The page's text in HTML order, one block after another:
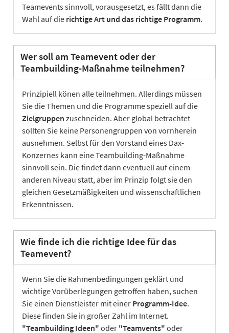
Teamevents sinnvoll, vorausgesetzt, es fällt dann die
Wahl auf die richtige Art und das richtige Programm.
Wer soll am Teamevent oder der
Teambuilding-Maßnahme teilnehmen?
Prinzipiell könen alle teilnehmen. Allerdings müssen
Sie die Themen und die Programme speziell auf die
Zielgruppen zuschneiden. Aber global betrachtet
sollten Sie keine Personengruppen von vornherein
ausnehmen. Selbst für den Vorstand eines Dax-
Konzernes kann eine Teambuilding-Maßnahme
sinnvoll sein. Die findet dann eventuell auf einem
anderen Niveau statt, aber im Prinzip folgt sie den
gleichen Gesetzmäßigkeiten und wissenschaftlichen
Erkenntnissen.
Wie finde ich die richtige Idee für das
Teamevent?
Wenn Sie die Rahmenbedingungen geklärt und
wichtige Vorüberlegungen getroffen haben, suchen
Sie einen Dienstleister mit einer Programm-Idee.
Diese finden Sie in großer Zahl im Internet.
"Teambuilding Ideen" oder "Teamvents" oder